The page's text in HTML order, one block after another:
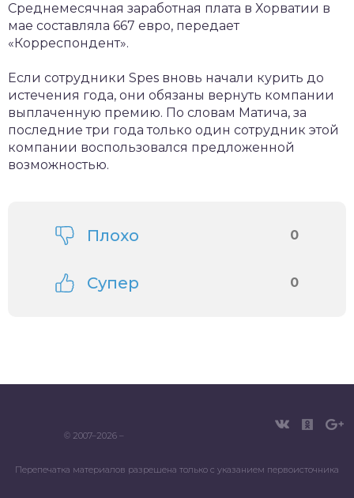
Среднемесячная заработная плата в Хорватии в
мае составляла 667 евро, передает
«Корреспондент».
Если сотрудники Spes вновь начали курить до
истечения года, они обязаны вернуть компании
выплаченную премию. По словам Матича, за
последние три года только один сотрудник этой
компании воспользовался предложенной
возможностью.
Плохо 0
Супер 0
© 2007–2026 –
Перепечатка материалов разрешена только с указанием первоисточника